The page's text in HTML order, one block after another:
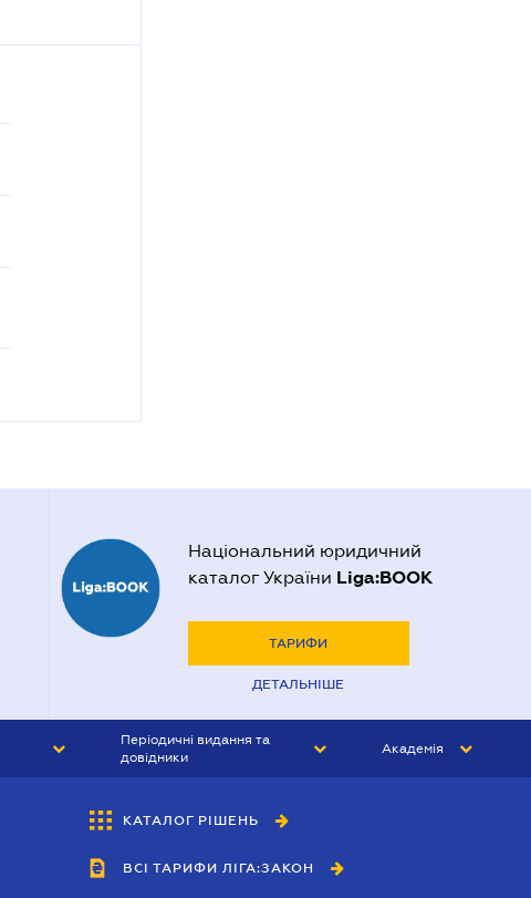
Національний юридичний
каталог України Liga:BOOK
ТАРИФИ
ДЕТАЛЬНІШЕ
Періодичні видання та
довідники
БУХГАЛТЕР&ЗАКОН
ВІСНИК МСФЗ
Академія
КАТАЛОГ РІШЕНЬ
ВСІ ТАРИФИ ЛІГА:ЗАКОН